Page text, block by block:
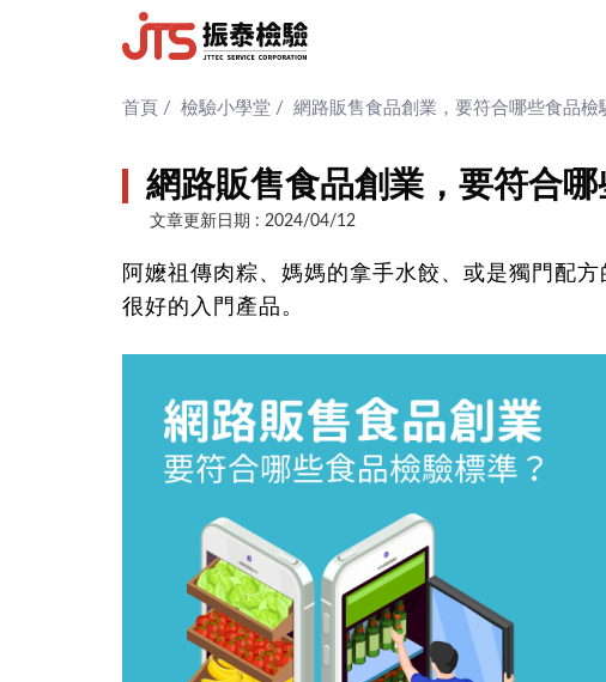
首頁 / 檢驗小學堂 / 網路販售食品創業，要符合哪些食品檢
網路販售食品創業，要符合哪
文章更新日期 : 2024/04/12
阿嬤祖傳肉粽、媽媽的拿手水餃、或是獨門配
很好的入門產品。